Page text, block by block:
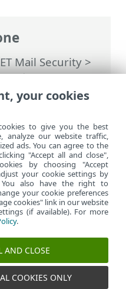
Mail Security>
>
più
tramite
your cookies
to give you the best
analyze our website traffic,
ads. You can agree to the
"Accept all and close",
by choosing "Accept
your cookie settings by
You also have the right to
your cookie preferences
cookies" link in our website
(if available). For more
.
AND CLOSE
COOKIES ONLY